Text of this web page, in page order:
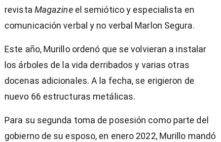
revista Magazineel semiótico y especialista en
comunicación verbal y no verbal Marlon Segura.
Este año, Murillo ordenó que se volvieran a instalar
los árboles de la vida derribados y varias otras
docenas adicionales. A la fecha, se erigieron de
nuevo 66 estructuras metálicas.
Para su segunda toma de posesión como parte del
gobierno de su esposo, en enero 2022, Murillo mandó